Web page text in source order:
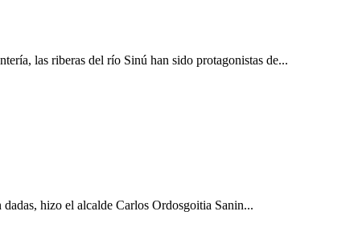
las riberas del río Sinú han sido protagonistas de...
hizo el alcalde Carlos Ordosgoitia Sanin...